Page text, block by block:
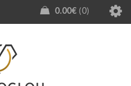
0.00€ 0